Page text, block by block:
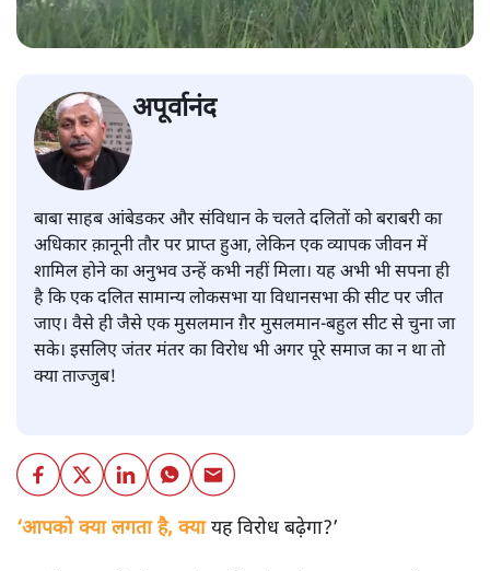
अपूर्वानंद
बाबा साहब आंबेडकर और संविधान के चलते दलितों को बराबरी का
अधिकार क़ानूनी तौर पर प्राप्त हुआ, लेकिन एक व्यापक जीवन में
शामिल होने का अनुभव उन्हें कभी नहीं मिला। यह अभी भी सपना ही
है कि एक दलित सामान्य लोकसभा या विधानसभा की सीट पर जीत
जाए। वैसे ही जैसे एक मुसलमान ग़ैर मुसलमान-बहुल सीट से चुना जा
सके। इसलिए जंतर मंतर का विरोध भी अगर पूरे समाज का न था तो
क्या ताज्जुब!
‘आपको क्या लगता है, क्या यह विरोध बढ़ेगा?’